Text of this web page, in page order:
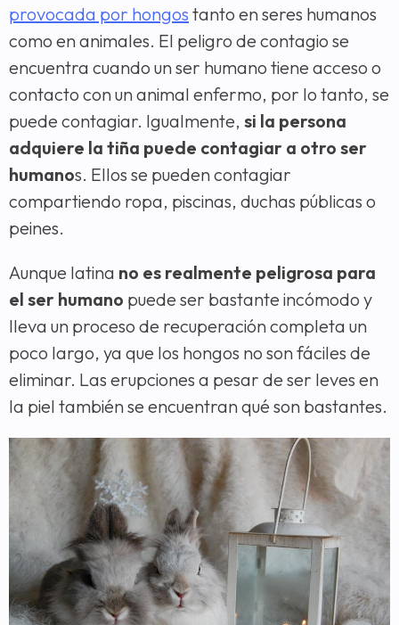
provocada por hongos tanto en seres humanos
como en animales. El peligro de contagio se
encuentra cuando un ser humano tiene acceso o
contacto con un animal enfermo, por lo tanto, se
puede contagiar. Igualmente, si la persona
adquiere la tiña puede contagiar a otro ser
humanos. Ellos se pueden contagiar
compartiendo ropa, piscinas, duchas públicas o
peines.
Aunque latina no es realmente peligrosa para
el ser humano puede ser bastante incómodo y
lleva un proceso de recuperación completa un
poco largo, ya que los hongos no son fáciles de
eliminar. Las erupciones a pesar de ser leves en
la piel también se encuentran qué son bastantes.